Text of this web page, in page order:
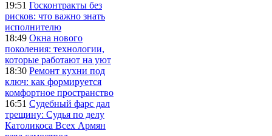
19:51 Госконтракты без
рисков: что важно знать
исполнителю
18:49 Окна нового
поколения: технологии,
которые работают на уют
18:30 Ремонт кухни под
ключ: как формируется
комфортное пространство
16:51 Судебный фарс дал
трещину: Судья по делу
Католикоса Всех Армян